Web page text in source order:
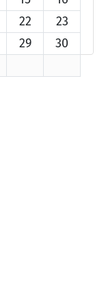
22
23
29
30